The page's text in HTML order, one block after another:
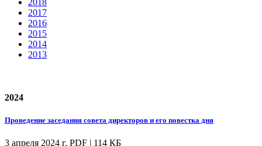
2018
2017
2016
2015
2014
2013
2024
Проведение заседания совета директоров и его повестка дня
3 апреля 2024 г. PDF | 114 КБ